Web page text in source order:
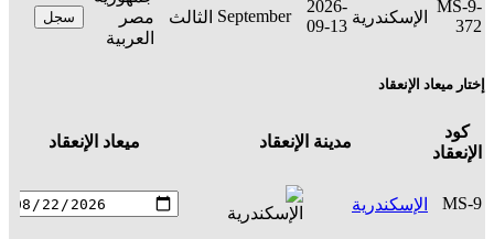
MS-9-
372
الإسكندرية
2026-
09-13
September الثالث
مصر
العربية
سجل
إختار ميعاد الإنعقاد
كود
الإنعقاد
مدينة الإنعقاد ميعاد الإنعقاد
MS-9 الإسكندرية